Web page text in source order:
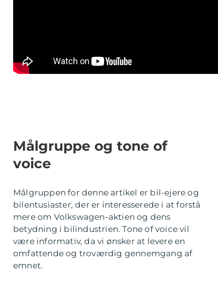
Målgruppe og tone of
voice
Målgruppen for denne artikel er bil-ejere og
bilentusiaster, der er interesserede i at forstå
mere om Volkswagen-aktien og dens
betydning i bilindustrien. Tone of voice vil
være informativ, da vi ønsker at levere en
omfattende og troværdig gennemgang af
emnet.